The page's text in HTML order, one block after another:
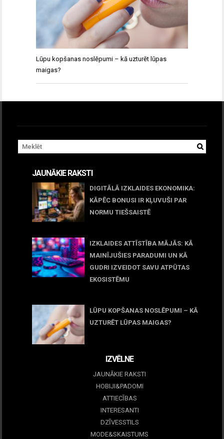
Lūpu kopšanas noslēpumi – kā uzturēt lūpas
maigas?
JAUNĀKIE RAKSTI
DIGITĀLĀ IZKLAIDES EKONOMIKA:
KĀPĒC BONUSI IR KĻUVUŠI PAR
NORMU TIEŠSAISTĒ
IZKLAIDES ATTĪSTĪBA MĀJĀS: KĀ
MAINĪJUŠIES PARADUMI UN KĀ
GUDRI IZVEIDOT SAVU ATPŪTAS
EKOSISTĒMU
LŪPU KOPŠANAS NOSLĒPUMI – KĀ
UZTURĒT LŪPAS MAIGAS?
IZVĒLNE
JAUNĀKIE RAKSTI
HOBIJI&PADOMI
ATTIECĪBAS
INTERESANTI
DZĪVESSTILS
MODE&SKAISTUMS